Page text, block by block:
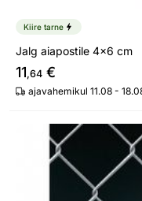
Kiire tarne
Jalg aiapostile 4x6 cm
11,64 €
ajavahemikul 11.08 -
Punutud aiavõrk ZN